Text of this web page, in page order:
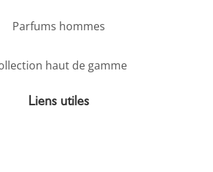
Parfums hommes
haut de gamme
Liens utiles